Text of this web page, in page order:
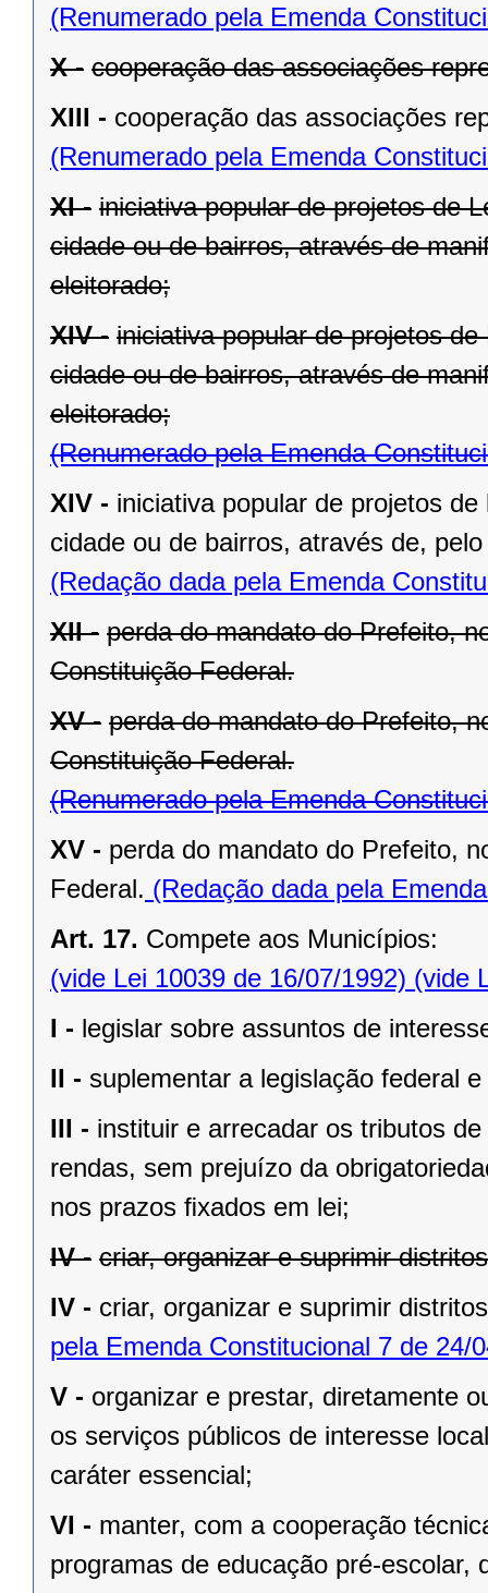
(Renumerado pela Emenda
X - cooperação das associações
XIII - cooperação das associações
(Renumerado pela Emenda
XI - iniciativa popular de projetos de
cidade ou de bairros, através de
eleitorado;
XIV - iniciativa popular de projetos
cidade ou de bairros, através de
eleitorado;
(Renumerado pela Emenda
XIV - iniciativa popular de projetos
cidade ou de bairros, através de,
(Redação dada pela Emenda
XII - perda do mandato do Prefeito,
Constituição Federal.
XV - perda do mandato do Prefeito,
Constituição Federal.
(Renumerado pela Emenda
XV - perda do mandato do Prefeito,
Federal. (Redação dada pela
Art. 17. Compete aos Municípios:
(vide Lei 10039 de 16/07/1992) (vide
I - legislar sobre assuntos de
II - suplementar a legislação federal
III - instituir e arrecadar os tributos
rendas, sem prejuízo da
nos prazos ﬁxados em lei;
IV - criar, organizar e suprimir
IV - criar, organizar e suprimir
pela Emenda Constitucional 7 de 24/
V - organizar e prestar, diretamente
os serviços públicos de interesse
caráter essencial;
VI - manter, com a cooperação
programas de educação pré-escolar,